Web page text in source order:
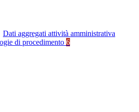
Dati aggregati attività amministrativa
di procedimento 6